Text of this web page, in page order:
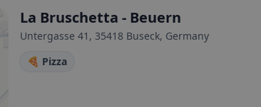
La Bruschetta - Beuern
Untergasse 41, 35418 Buseck, Germany
🍕 Pizza